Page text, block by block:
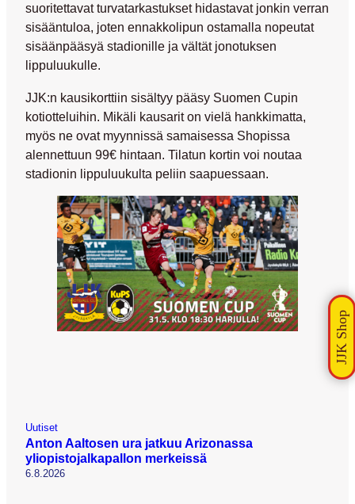
suoritettavat turvatarkastukset hidastavat jonkin verran
sisääntuloa, joten ennakkolipun ostamalla nopeutat
sisäänpääsyä stadionille ja vältät jonotuksen
lippuluukulle.
JJK:n kausikorttiin sisältyy pääsy Suomen Cupin
kotiotteluihin. Mikäli kausarit on vielä hankkimatta,
myös ne ovat myynnissä samaisessa Shopissa
alennettuun 99€ hintaan. Tilatun kortin voi noutaa
stadionin lippuluukulta peliin saapuessaan.
Uutiset
Anton Aaltosen ura jatkuu Arizonassa
yliopistojalkapallon merkeissä
6.8.2026